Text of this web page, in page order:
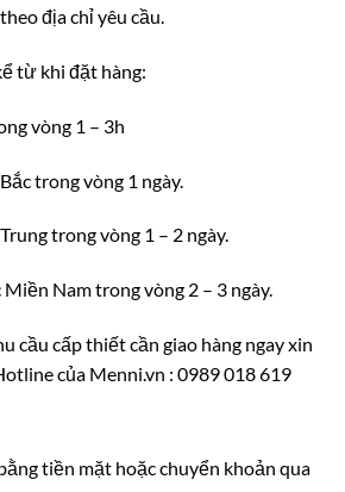
địa chỉ yêu cầu.
từ khi đặt hàng:
vòng 1 – 3h
trong vòng 1 ngày.
trong vòng 1 – 2 ngày.
Nam trong vòng 2 – 3 ngày.
cầu cấp thiết cần giao hàng ngay xin
của Menni.vn : 0989 018 619
tiền mặt hoặc chuyển khoản qua